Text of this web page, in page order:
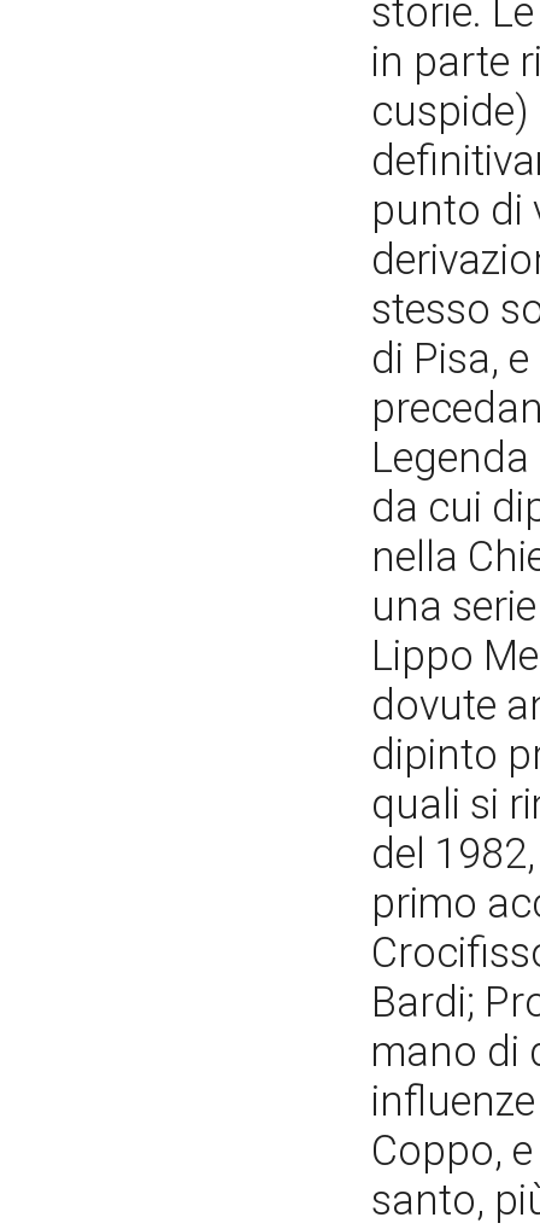
storie.
in parte
cuspide)
punto di
stesso
di Pisa,
da cui
nella
una
Lippo
dovute
dipinto
quali si
del
primo
Bardi;
mano di
Coppo,
santo,